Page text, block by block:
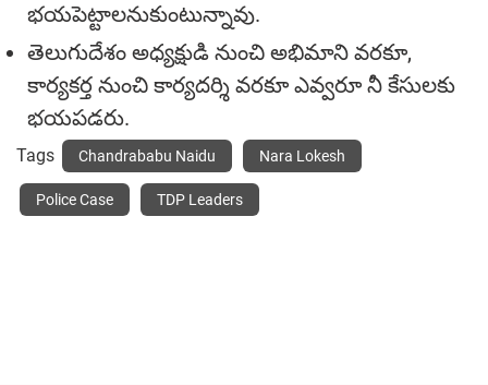
భ‌య‌పెట్టాల‌నుకుంటున్నావు.
తెలుగుదేశం అధ్య‌క్షుడి నుంచి అభిమాని వ‌ర‌కూ,
కార్య‌క‌ర్త నుంచి కార్య‌ద‌ర్శి వ‌ర‌కూ ఎవ్వ‌రూ నీ కేసులకు
భ‌య‌ప‌డ‌రు.
Tags Chandrababu Naidu Nara Lokesh
Police Case TDP Leaders